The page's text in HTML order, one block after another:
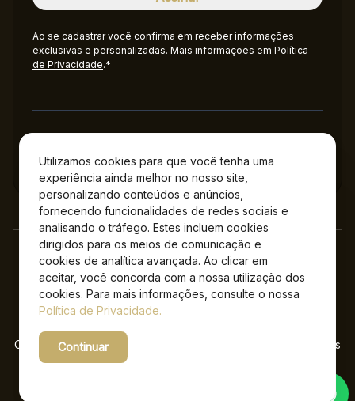
Utilizamos cookies para que você tenha uma
experiência ainda melhor no nosso site,
personalizando conteúdos e anúncios,
fornecendo funcionalidades de redes sociais e
analisando o tráfego. Estes incluem cookies
dirigidos para os meios de comunicação e
cookies de analítica avançada. Ao clicar em
aceitar, você concorda com a nossa utilização dos
cookies. Para mais informações, consulte o nossa
Política de Privacidade.
Continuar
Ao se cadastrar você confirma em receber informações
exclusivas e personalizadas. Mais informações em Política
de Privacidade.*
Administração
Copyright © 2026 Jockey Plaza Shopping – Todos os direitos